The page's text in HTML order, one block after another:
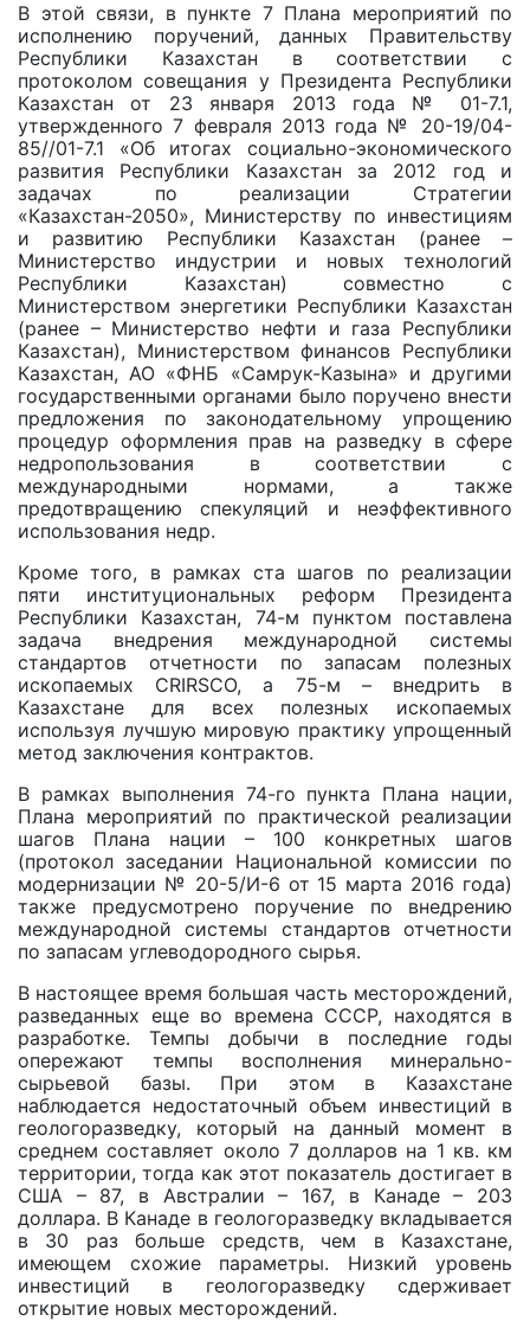
В этой связи, в пункте 7 Плана мероприятий по
исполнению поручений, данных Правительству
Республики Казахстан в соответствии c
протоколом совещания у Президента Республики
Казахстан от 23 января 2013 года № 01-7.1,
утвержденного 7 февраля 2013 года № 20-19/04-
85//01-7.1 «Об итогах социально-экономического
развития Республики Казахстан за 2012 год и
задачах по реализации Стратегии
«Казахстан-2050», Министерству по инвестициям
и развитию Республики Казахстан (ранее –
Министерство индустрии и новых технологий
Республики Казахстан) совместно с
Министерством энергетики Республики Казахстан
(ранее – Министерство нефти и газа Республики
Казахстан), Министерством финансов Республики
Казахстан, АО «ФНБ «Самрук-Казына» и другими
государственными органами было поручено внести
предложения по законодательному упрощению
процедур оформления прав на разведку в сфере
недропользования в соответствии с
международными нормами, a также
предотвращению спекуляций и неэффективного
использования недр.
Кроме того, в рамках ста шагов по реализации
пяти институциональных реформ Президента
Республики Казахстан, 74-м пунктом поставлена
задача внедрения международной системы
стандартов отчетности по запасам полезных
ископаемых CRIRSCO, а 75-м – внедрить в
Казахстане для всех полезных ископаемых
используя лучшую мировую практику упрощенный
метод заключения контрактов.
В рамках выполнения 74-го пункта Плана нации,
Плана мероприятий по практической реализации
шагов Плана нации – 100 конкретных шагов
(протокол заседании Национальной комиссии по
модернизации № 20-5/И-6 от 15 марта 2016 года)
также предусмотрено поручение по внедрению
международной системы стандартов отчетности
по запасам углеводородного сырья.
В настоящее время большая часть месторождений,
разведанных еще во времена СССР, находятся в
разработке. Темпы добычи в последние годы
опережают темпы восполнения минерально-
сырьевой базы. При этом в Казахстане
наблюдается недостаточный объем инвестиций в
геологоразведку, который на данный момент в
среднем составляет около 7 долларов на 1 кв. км
территории, тогда как этот показатель достигает в
США – 87, в Австралии – 167, в Канаде – 203
доллара. В Канаде в геологоразведку вкладывается
в 30 раз больше средств, чем в Казахстане,
имеющем схожие параметры. Низкий уровень
инвестиций в геологоразведку сдерживает
открытие новых месторождений.